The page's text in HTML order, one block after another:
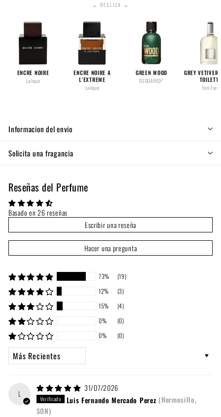
← DESLIZA →
ENCRE NOIRE
Lalique
ENCRE NOIRE A
L'EXTREME
Lalique
GREEN WOOD
DSQUARED²
GREY VETIVER
Tom Ford
Informacion del envio
Solicita una fragancia
Reseñas del Perfume
Basado en 26 reseñas
Escribir una reseña
Hacer una pregunta
73%
(19)
12%
(3)
15%
(4)
0%
(0)
0%
(0)
Sort by
L
31/07/2026
Luis Fernando Mercado Perez (Hermosillo,
SON)